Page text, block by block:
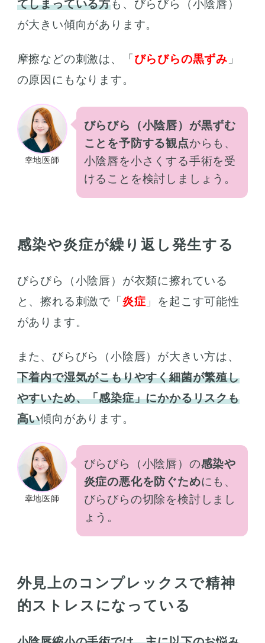
てしまっている方も、びらびら（小陰唇）
が大きい傾向があります。
摩擦などの刺激は、「 びらびらの黒ずみ 」
の原因にもなります。
幸地医師
びらびら（小陰唇）が黒ずむ
ことを予防する観点からも、
小陰唇を小さくする手術を受
けることを検討しましょう。
感染や炎症が繰り返し発生する
びらびら（小陰唇）が衣類に擦れている
と、擦れる刺激で「炎症 」を起こす可能性
があります。
また、びらびら（小陰唇）が大きい方は、
下着内で湿気がこもりやすく細菌が繁殖し
やすいため、「感染症」にかかるリスクも
高い傾向があります。
幸地医師
びらびら（小陰唇）の感染や
炎症の悪化を防ぐためにも、
びらびらの切除を検討しまし
ょう。
外見上のコンプレックスで精神
的ストレスになっている